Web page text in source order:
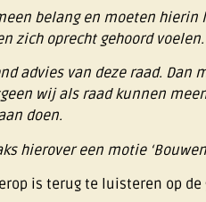
belang en moeten
zich oprecht gehoord voelen.
advies van deze raad. Dan
wij als raad kunnen
doen.
hierover een motie
is terug te luisteren op